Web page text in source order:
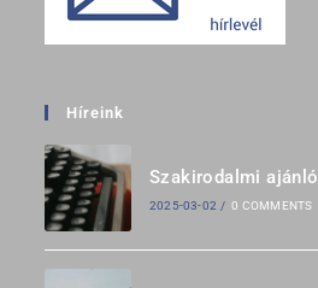
Híreink
Szakirodalmi ajánló
2025-03-02 / 0 COMMENTS